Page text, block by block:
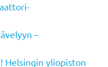
–
Helsingin yliopiston